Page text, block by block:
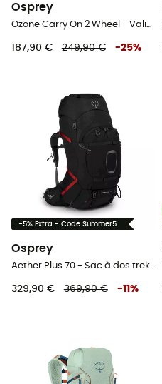
Osprey
Ozone Carry On 2 Wheel - Valise
187,90 € 249,90 € -25%
-5% Extra - Code Summer5
Osprey
Aether Plus 70 - Sac à dos trekking homme
329,90 € 369,90 € -11 %